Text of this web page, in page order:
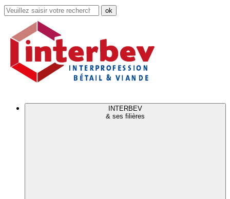
Rechercher
dans
site
INTERBEV
& ses filières